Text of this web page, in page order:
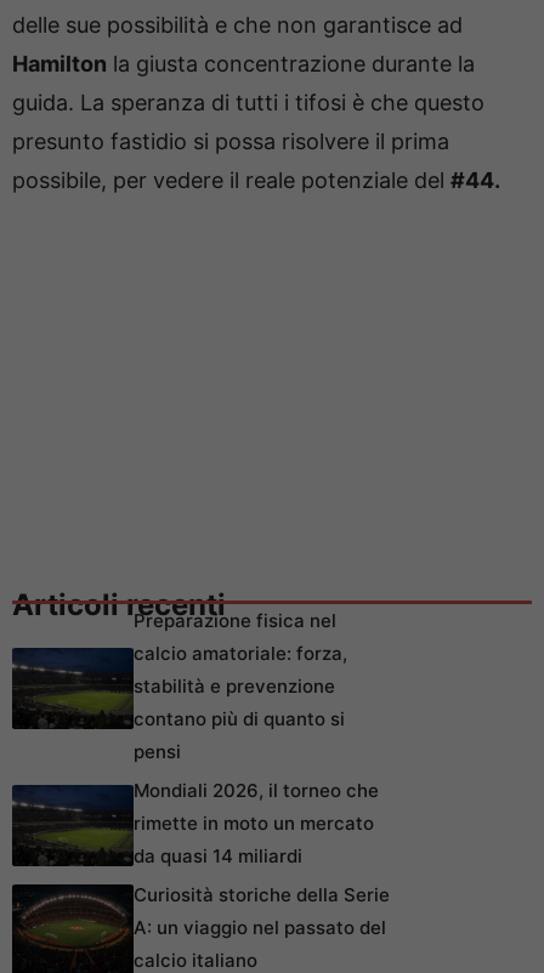
delle sue possibilità e che non garantisce ad
Hamilton la giusta concentrazione durante la
guida. La speranza di tutti i tifosi è che questo
presunto fastidio si possa risolvere il prima
possibile, per vedere il reale potenziale del #44.
Articoli recentiPreparazione fisica nel
calcio amatoriale: forza,
stabilità e prevenzione
contano più di quanto si
pensi
Mondiali 2026, il torneo che
rimette in moto un mercato
da quasi 14 miliardi
Curiosità storiche della Serie
A: un viaggio nel passato del
calcio italiano